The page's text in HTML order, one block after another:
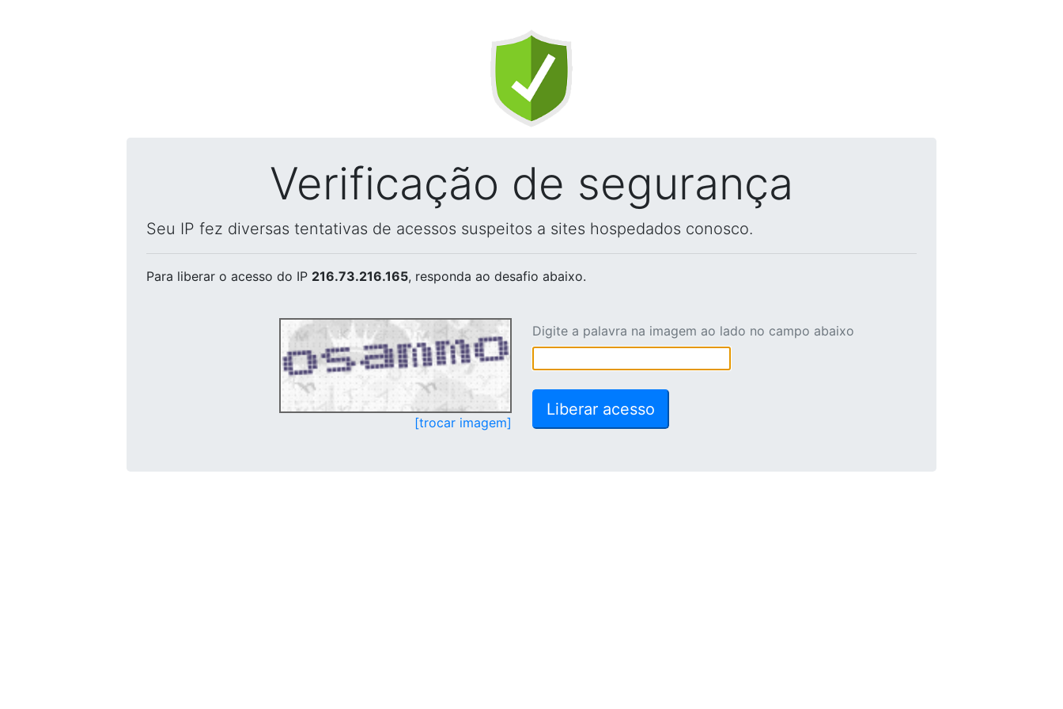
Verificação de segurança
Seu IP fez diversas tentativas de acessos suspeitos a sites hospedados conosco.
Para liberar o acesso do IP 216.73.216.165, responda ao desafio abaixo.
[trocar imagem]
Digite a palavra na imagem ao lado no campo abaixo